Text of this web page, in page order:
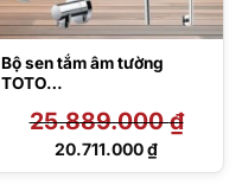
Bộ sen tắm âm tường
TOTO
TBW01014B/TBW08003A1
/TBG04304BA/TBN01001
25.889.000₫
Giá
20.711.000₫
Giá